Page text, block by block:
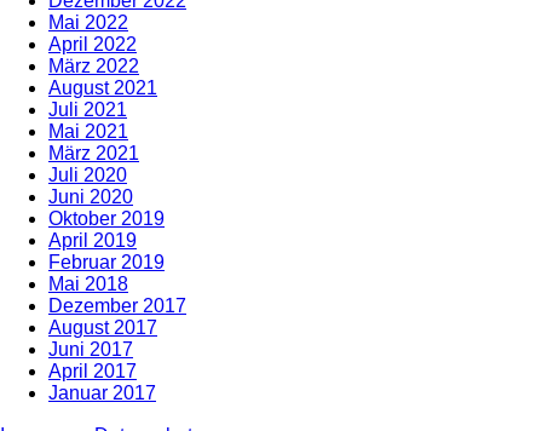
Mai 2022
April 2022
März 2022
August 2021
Juli 2021
Mai 2021
März 2021
Juli 2020
Juni 2020
Oktober 2019
April 2019
Februar 2019
Mai 2018
Dezember 2017
August 2017
Juni 2017
April 2017
Januar 2017